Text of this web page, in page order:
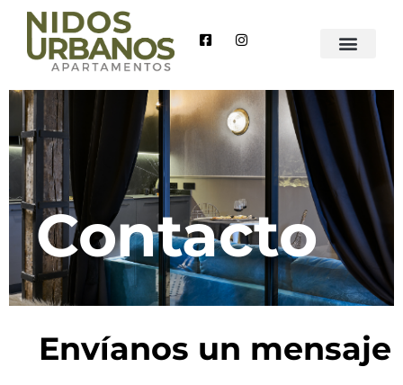
Contacto
Envíanos un mensaje